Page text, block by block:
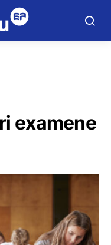
examene